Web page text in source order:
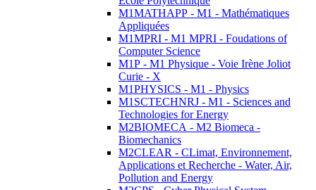
M1MATHAPP - M1 - Mathématiques
Appliquées
M1MPRI - M1 MPRI - Foudations of
Computer Science
M1P - M1 Physique - Voie Irène Joliot
Curie - X
M1PHYSICS - M1 - Physics
M1SCTECHNRJ - M1 - Sciences and
Technologies for Energy
M2BIOMECA - M2 Biomeca -
Biomechanics
M2CLEAR - CLimat, Environnement,
Applications et Recherche - Water, Air,
Pollution and Energy